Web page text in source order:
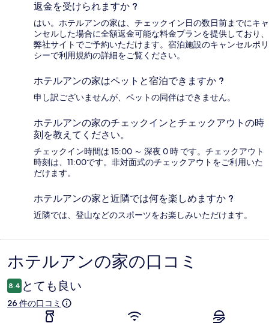
返金を受けられますか ?
はい。ホテルアンの家は、チェックイン日の数日前までにキャ
ンセルした場合に全額返金可能な料金プランを提供しており、
弊社サイトでご予約いただけます。宿泊施設のキャンセルポリ
シーで利用規約の詳細をご覧ください。
ホテルアンの家はペットと宿泊できますか ?
申し訳ございませんが、ペットの同伴はできません。
ホテルアンの家のチェックインとチェックアウトの時
刻を教えてください。
チェックイン時間は 15:00 ～ 深夜 0 時 です。チェックアウト
時刻は、11:00です。非対面式のチェックアウトをご利用いた
だけます。
ホテルアンの家と近隣では何を楽しめますか ?
近隣では、登山などのスポーツをお楽しみいただけます。
口
コ
ミ
ホテルアンの家の口コミ
8.4 とても良い
26 件の口コミ